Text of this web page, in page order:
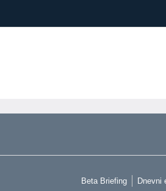
Beta Briefing Dnevni